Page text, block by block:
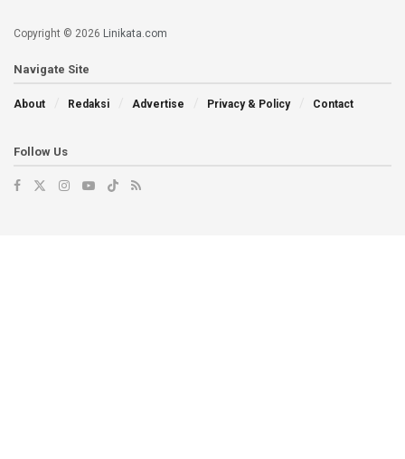
Copyright © 2026 Linikata.com
Navigate Site
About Redaksi Advertise Privacy & Policy Contact
Follow Us